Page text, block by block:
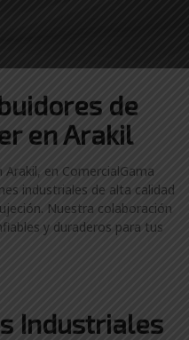
de
en Arakil
en ComercialGama
industriales de alta calidad
Nuestra colaboración
y duraderos para tus
Industriales